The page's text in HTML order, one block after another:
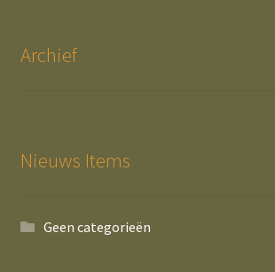
Archief
Nieuws Items
Geen categorieën